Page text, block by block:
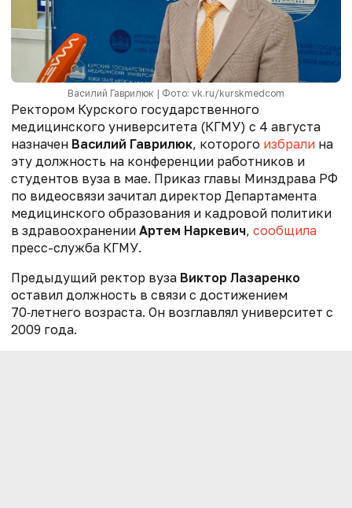
Василий Гаврилюк | Фото: vk.ru/kurskmedcom
Ректором Курского государственного
медицинского университета (КГМУ) с 4 августа
назначен Василий Гаврилюк, которого избрали на
эту должность на конференции работников и
студентов вуза в мае. Приказ главы Минздрава РФ
по видеосвязи зачитал директор Департамента
медицинского образования и кадровой политики
в здравоохранении Артем Наркевич, сообщила
пресс-служба КГМУ.
Предыдущий ректор вуза Виктор Лазаренко
оставил должность в связи с достижением
70‑летнего возраста. Он возглавлял университет с
2009 года.